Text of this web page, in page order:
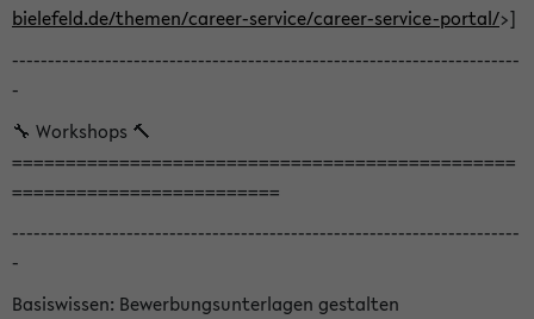
bielefeld.de/themen/career-service/career-service-portal/>]
-----------------------------------------------------------------------
-
🔧 Workshops 🔨
===============================================
=========================
-----------------------------------------------------------------------
-
Basiswissen: Bewerbungsunterlagen gestalten